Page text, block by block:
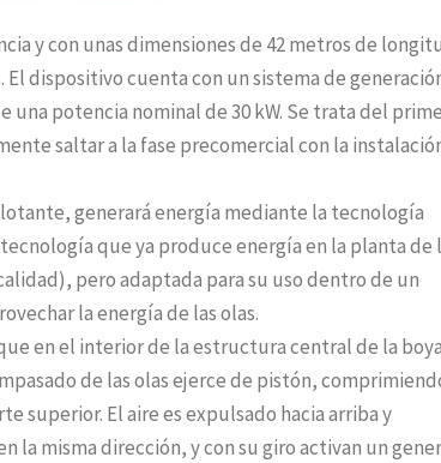
y con unas dimensiones de 42 metros de
dispositivo cuenta con un sistema de
potencia nominal de 30 kW. Se trata del
saltar a la fase precomercial con la
generará energía mediante la tecnología
que ya produce energía en la planta de
pero adaptada para su uso dentro de un
la energía de las olas.
en el interior de la estructura central de la
de las olas ejerce de pistón,
superior. El aire es expulsado hacia arriba y
la misma dirección, y con su giro activan un